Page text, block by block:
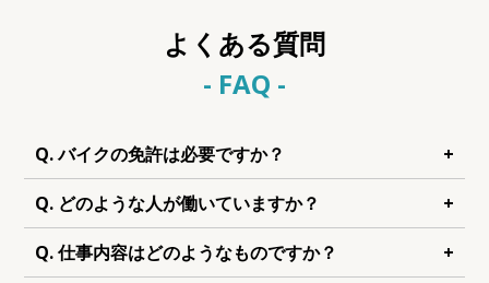
よくある質問
- FAQ -
Q. バイクの免許は必要ですか？ +
Q. どのような人が働いていますか？ +
Q. 仕事内容はどのようなものですか？ +